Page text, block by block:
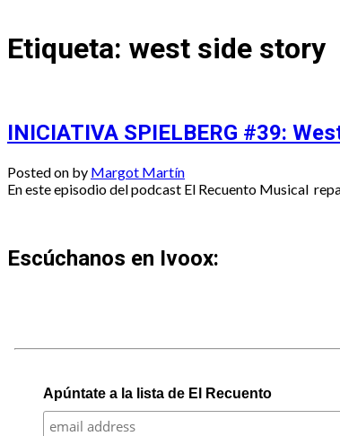
Etiqueta: west side story
INICIATIVA SPIELBERG #39:
Posted on by Margot Martín
En este episodio del podcast El Recuento Musical
Escúchanos en Ivoox:
Apúntate a la lista de El Recuento